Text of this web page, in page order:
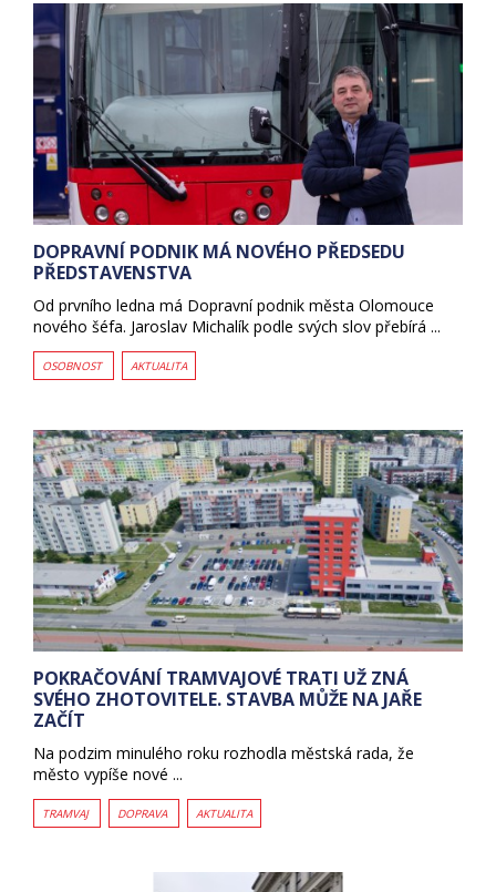
DOPRAVNÍ PODNIK MÁ NOVÉHO PŘEDSEDU
PŘEDSTAVENSTVA
Od prvního ledna má Dopravní podnik města Olomouce
nového šéfa. Jaroslav Michalík podle svých slov přebírá ...
OSOBNOST AKTUALITA
POKRAČOVÁNÍ TRAMVAJOVÉ TRATI UŽ ZNÁ
SVÉHO ZHOTOVITELE. STAVBA MŮŽE NA JAŘE
ZAČÍT
Na podzim minulého roku rozhodla městská rada, že
město vypíše nové ...
TRAMVAJ DOPRAVA AKTUALITA